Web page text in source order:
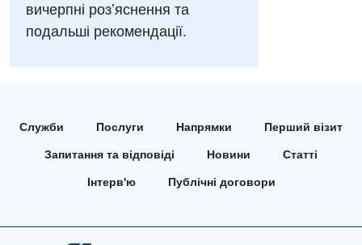
Відгуки
Рентгенографія
Акушерство і гінекологія
Алергологія, імунологія
Безоплатні послуги
вичерпні розʼяснення та
подальші рекомендації.
Служби Послуги Напрямки Перший візит
Запитання та відповіді Новини Статті
Інтерв'ю Публічні договори